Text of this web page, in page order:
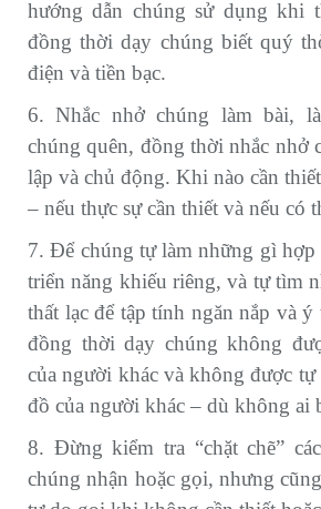
hướng dẫn chúng sử dụng khi
đồng thời dạy chúng biết quý
điện và tiền bạc.
6. Nhắc nhở chúng làm bài,
chúng quên, đồng thời nhắc nhở
lập và chủ động. Khi nào cần
– nếu thực sự cần thiết và nếu có
7. Để chúng tự làm những gì hợp
triển năng khiếu riêng, và tự tìm
thất lạc để tập tính ngăn nắp và ý
đồng thời dạy chúng không
của người khác và không được
đồ của người khác – dù không ai
8. Đừng kiểm tra “chặt chẽ”
chúng nhận hoặc gọi, nhưng